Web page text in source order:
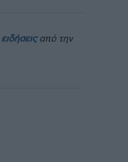
ειδήσειςαπό την